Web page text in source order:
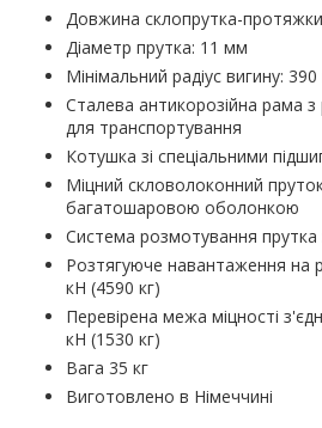
Довжина склопрутка-
Діаметр прутка: 11 мм
Мінімальний радіус вигину:
Сталева антикорозійна рама
для транспортування
Котушка зі спеціальними
Міцний скловолоконний
багатошаровою оболонкою
Система розмотування
Розтягуюче навантаження на
кН (4590 кг)
Перевірена межа міцності
кН (1530 кг)
Вага 35 кг
Виготовлено в Німеччині